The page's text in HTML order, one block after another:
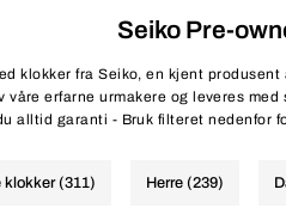
Seiko Pre-
klokker fra Seiko, en kjent
erfarne urmakere og leveres
alltid garanti - Bruk filteret nedenfor
klokker (311) Herre (239)